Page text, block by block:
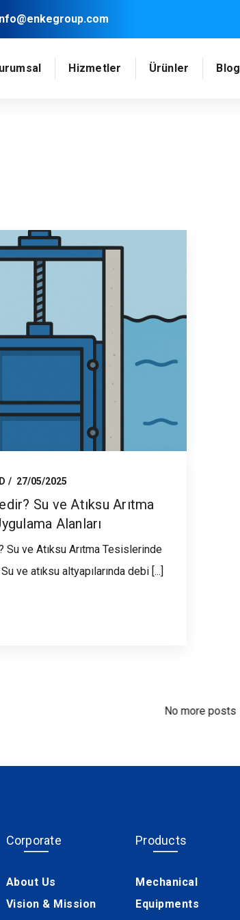
Hizmetler Ürünler Blog
27/05/2025
Su ve Atıksu Arıtma
Alanları
Su ve Atıksu Arıtma Tesislerinde
ve atıksu altyapılarında debi [...]
No more posts
Corporate
About Us
Vision & Mission
Products
Mechanical
Equipments